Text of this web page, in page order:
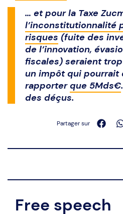
… et pour la Taxe
l’inconstitutionnalité
risques (fuite des
de l’innovation,
fiscales) seraient
un impôt qui pourrait
rapporterque 5Mds€
des déçus.
Partager sur
Free speech